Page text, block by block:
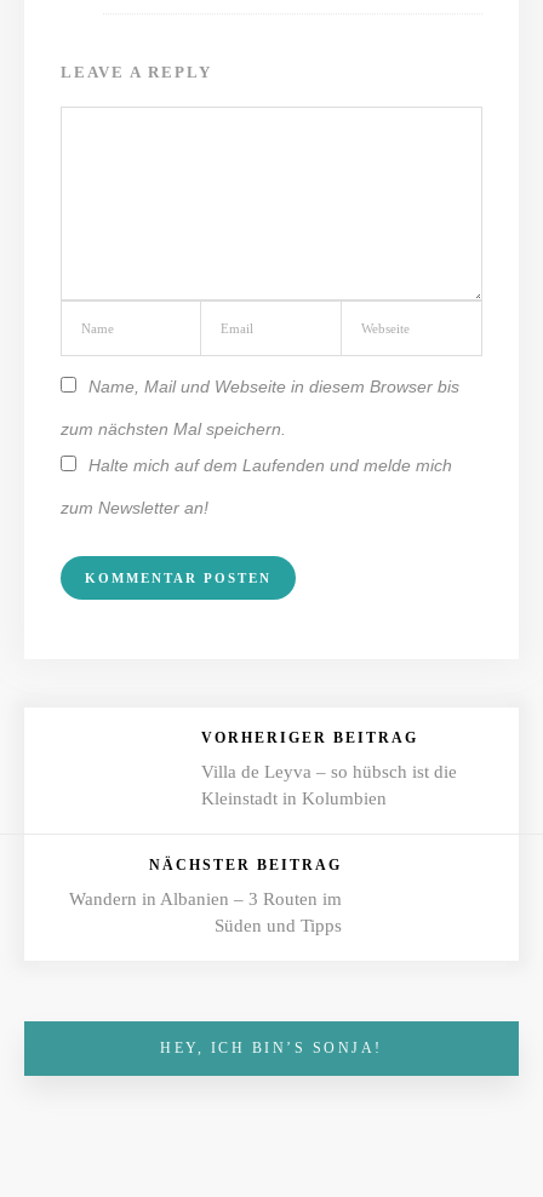
LEAVE A REPLY
Name, Mail und Webseite in diesem Browser bis
zum nächsten Mal speichern.
Halte mich auf dem Laufenden und melde mich
zum Newsletter an!
VORHERIGER BEITRAG
Villa de Leyva – so hübsch ist die
Kleinstadt in Kolumbien
NÄCHSTER BEITRAG
Wandern in Albanien – 3 Routen im
Süden und Tipps
HEY, ICH BIN’S SONJA!